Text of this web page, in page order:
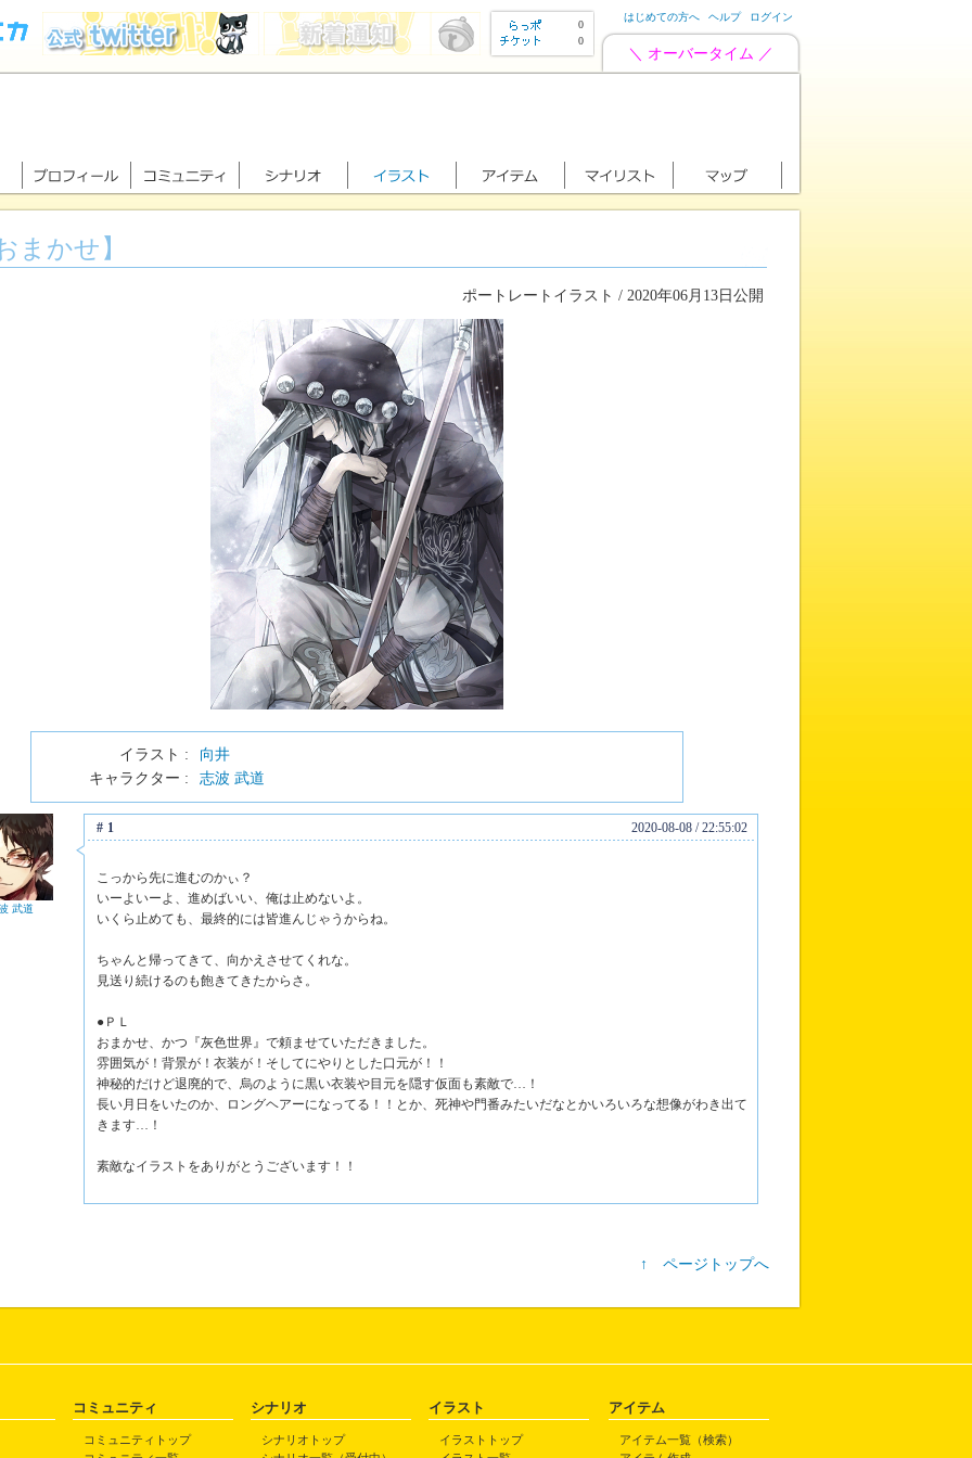
0
0
はじめての方へ ヘルプ ログイン
＼ オーバータイム ／
まかせ】
ポートレートイラスト / 2020年06月13日公開
イラスト :
向井
キャラクター :
志波 武道
武道
#1 2020-08-08 / 22:55:02
こっから先に進むのかぃ？
いーよいーよ、進めばいい、俺は止めないよ。
いくら止めても、最終的には皆進んじゃうからね。
ちゃんと帰ってきて、向かえさせてくれな。
見送り続けるのも飽きてきたからさ。
●ＰＬ
おまかせ、かつ『灰色世界』で頼ませていただきました。
雰囲気が！背景が！衣装が！そしてにやりとした口元が！！
神秘的だけど退廃的で、烏のように黒い衣装や目元を隠す仮面も素敵で…！
長い月日をいたのか、ロングヘアーになってる！！とか、死神や門番みたいだなとかいろいろな想像がわき出て
きます…！
素敵なイラストをありがとうございます！！
↑ ページトップへ
コミュニティ
コミュニティトップ
シナリオ
シナリオトップ
イラスト
イラストトップ
アイテム
アイテム一覧（検索）